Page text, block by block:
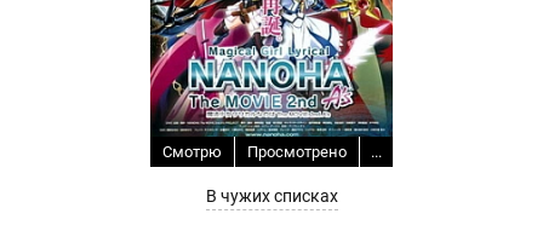
Смотрю Просмотрено ...
В чужих списках